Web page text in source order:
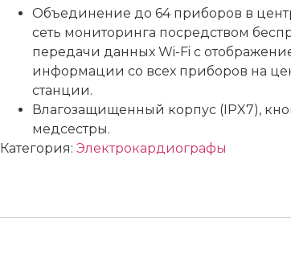
Объединение до 64 приборов в
сеть мониторинга посредством
передачи данных Wi-Fi с
информации со всех приборов на
станции.
Влагозащищенный корпус (IPX7),
медсестры.
Категория:Электрокардиографы